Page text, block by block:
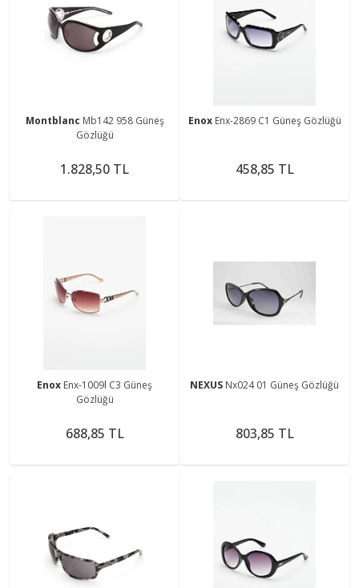
Montblanc Mb142 958 Güneş
Gözlüğü
1.828,50 TL
Enox Enx-2869 C1 Güneş Gözlüğü
458,85 TL
Enox Enx-1009l C3 Güneş
Gözlüğü
688,85 TL
NEXUS Nx024 01 Güneş Gözlüğü
803,85 TL